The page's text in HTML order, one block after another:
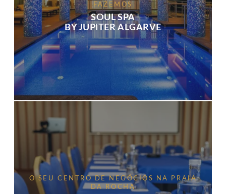
FAZEMOS
SOUL SPA
BY JUPITER ALGARVE
O SEU CENTRO DE NEGÓCIOS NA PRAIA
DA ROCHA